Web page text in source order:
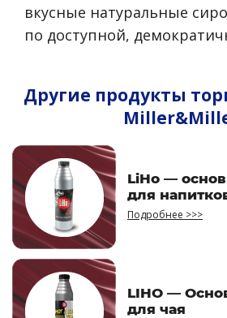
вкусные натуральные
по доступной,
Другие продукты
LiHo —
для
Подробнее >>>
LIHO —
для чая